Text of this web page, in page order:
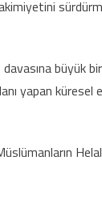
büyük
yapan